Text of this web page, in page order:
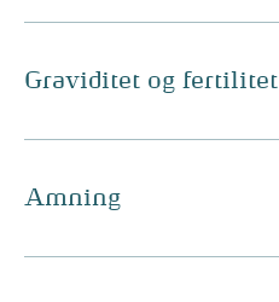
Graviditet og fertilitet
Amning